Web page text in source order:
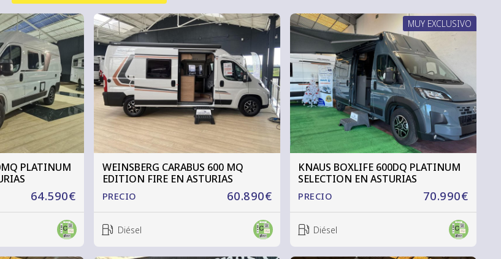
PLATINUM
64.590€
WEINSBERG CARABUS 600 MQ
EDITION FIRE EN ASTURIAS
60.890€
PRECIO
Diésel
MUY EXCLUSIVO
KNAUS BOXLIFE 600DQ PLATINUM
SELECTION EN ASTURIAS
70.990€
PRECIO
Diésel